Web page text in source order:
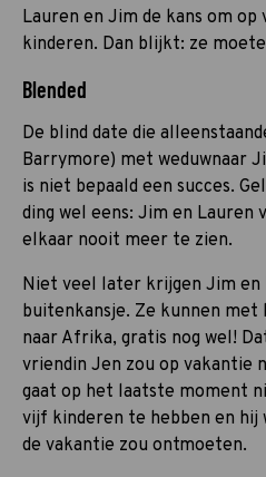
Lauren en Jim de kans om
kinderen. Dan blijkt: ze
Blended
De blind date die
Barrymore) met weduwnaar
is niet bepaald een succes.
ding wel eens: Jim en Lauren
elkaar nooit meer te zien.
Niet veel later krijgen Jim en
buitenkansje. Ze kunnen
naar Afrika, gratis nog wel!
vriendin Jen zou op vakantie
gaat op het laatste moment
vijf kinderen te hebben en hij
de vakantie zou ontmoeten.